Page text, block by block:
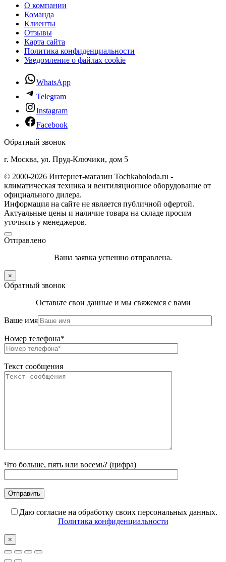
О компании
Команда
Клиенты
Отзывы
Карта сайта
Политика конфиденциальности
Уведомление о файлах cookie
WhatsApp
Telegram
Instagram
Facebook
Обратный звонок
г. Москва, ул. Пруд-Ключики, дом 5
© 2000-2026 Интернет-магазин Tochkaholoda.ru -
климатическая техника и вентиляционное оборудование от
официального дилера.
Информация на сайте не является публичной офертой.
Актуальные цены и наличие товара на складе просим
уточнять у менеджеров.
Отправлено
Ваша заявка успешно отправлена.
×
Обратный звонок
Оставьте свои данные и мы свяжемся с вами
Ваше имя
Номер телефона*
Текст сообщения
Что больше, пять или восемь? (цифра)
Даю согласие на обработку своих персональных данных.
Политика конфиденциальности
×